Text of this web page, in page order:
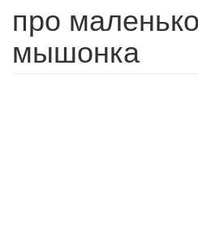
про
мышонка